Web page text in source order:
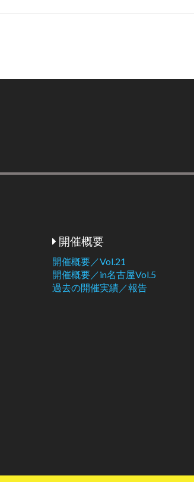
開催概要
開催概要／Vol.21
開催概要／in名古屋Vol.5
過去の開催実績／報告